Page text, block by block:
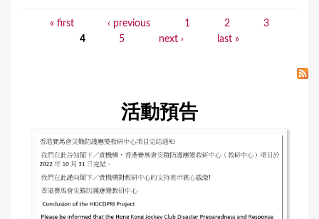
« first ‹ previous 1 2
3
4
5 next › last »
活動預告